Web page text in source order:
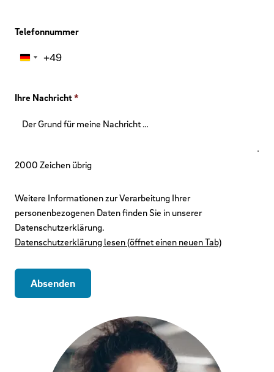
Telefonnummer
Germany
+49
Ihre Nachricht*
2000 Zeichen übrig
Weitere Informationen zur Verarbeitung Ihrer
personenbezogenen Daten finden Sie in unserer
Datenschutzerklärung.
Datenschutzerklärung lesen (öffnet einen neuen Tab)
Absenden